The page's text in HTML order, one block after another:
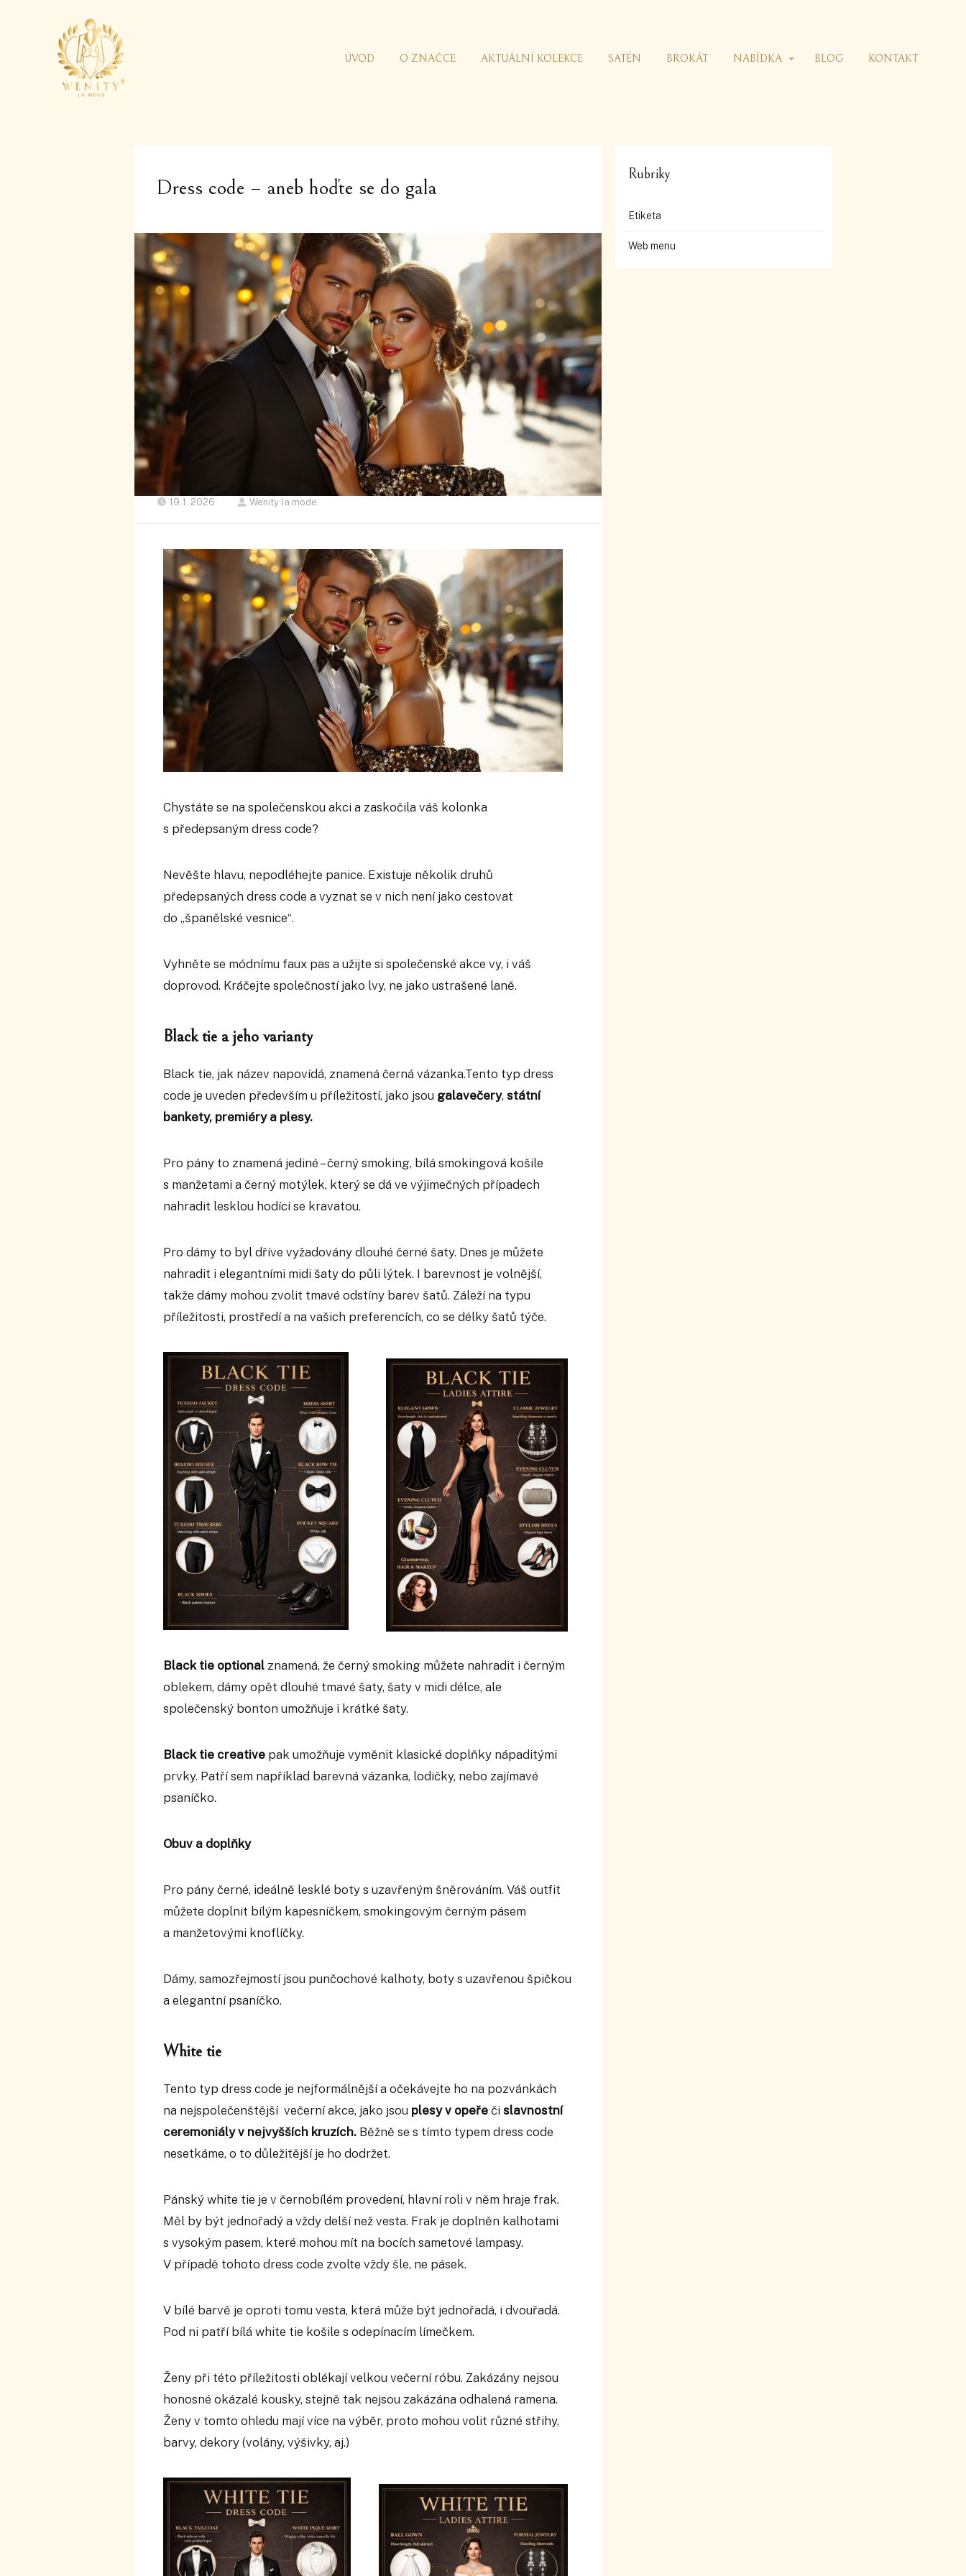
ÚVOD O ZNAČCE AKTUÁLNÍ KOLEKCE SATÉN BROKÁT NABÍDKA BLOG KONTAKT
Dress code – aneb hoďte se do gala
19.1. 2026 Wenity la mode
Chystáte se na společenskou akci a zaskočila váš kolonka
s předepsaným dress code?
Nevěšte hlavu, nepodléhejte panice. Existuje několik druhů
předepsaných dress code a vyznat se v nich není jako cestovat
do „španělské vesnice“.
Vyhněte se módnímu faux pas a užijte si společenské akce vy, i váš
doprovod. Kráčejte společností jako lvy, ne jako ustrašené laně.
Black tie a jeho varianty
Black tie, jak název napovídá, znamená černá vázanka.Tento typ dress
code je uveden především u příležitostí, jako jsou galavečery, státní
bankety, premiéry a plesy.
Pro pány to znamená jediné – černý smoking, bílá smokingová košile
s manžetami a černý motýlek, který se dá ve výjimečných případech
nahradit lesklou hodící se kravatou.
Pro dámy to byl dříve vyžadovány dlouhé černé šaty. Dnes je můžete
nahradit i elegantními midi šaty do půli lýtek. I barevnost je volnější,
takže dámy mohou zvolit tmavé odstíny barev šatů. Záleží na typu
příležitosti, prostředí a na vašich preferencích, co se délky šatů týče.
Black tie optional znamená, že černý smoking můžete nahradit i černým
oblekem, dámy opět dlouhé tmavé šaty, šaty v midi délce, ale
společenský bonton umožňuje i krátké šaty.
Black tie creative pak umožňuje vyměnit klasické doplňky nápaditými
prvky. Patří sem například barevná vázanka, lodičky, nebo zajímavé
psaníčko.
Obuv a doplňky
Pro pány černé, ideálně lesklé boty s uzavřeným šněrováním. Váš outfit
můžete doplnit bílým kapesníčkem, smokingovým černým pásem
a manžetovými knoflíčky.
Dámy, samozřejmostí jsou punčochové kalhoty, boty s uzavřenou špičkou
a elegantní psaníčko.
White tie
Tento typ dress code je nejformálnější a očekávejte ho na pozvánkách
na nejspolečenštější večerní akce, jako jsou plesy v opeře či slavnostní
ceremoniály v nejvyšších kruzích. Běžně se s tímto typem dress code
nesetkáme, o to důležitější je ho dodržet.
Pánský white tie je v černobílém provedení, hlavní roli v něm hraje frak.
Měl by být jednořadý a vždy delší než vesta. Frak je doplněn kalhotami
s vysokým pasem, které mohou mít na bocích sametové lampasy.
V případě tohoto dress code zvolte vždy šle, ne pásek.
V bílé barvě je oproti tomu vesta, která může být jednořadá, i dvouřadá.
Pod ni patří bílá white tie košile s odepínacím límečkem.
Ženy při této příležitosti oblékají velkou večerní róbu. Zakázány nejsou
honosné okázalé kousky, stejně tak nejsou zakázána odhalená ramena.
Ženy v tomto ohledu mají více na výběr, proto mohou volit různé střihy,
barvy, dekory (volány, výšivky, aj.)
Rubriky
Etiketa
Web menu